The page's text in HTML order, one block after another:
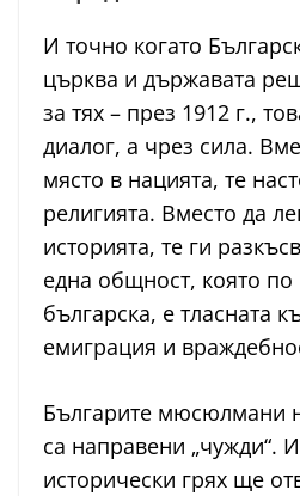
И точно когато
църква и държавата
за тях – през 1912 г.,
диалог, а чрез сила.
място в нацията, те
религията. Вместо да
историята, те ги
една общност, която
българска, е тласната
емиграция и
Българите мюсюлмани
са направени „чужди“.
исторически грях ще